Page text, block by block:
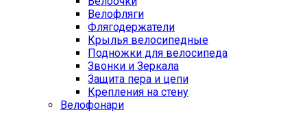
Велофляги
Флягодержатели
Крылья велосипедные
Подножки для велосипеда
Звонки и Зеркала
Защита пера и цепи
Крепления на стену
Велофонари